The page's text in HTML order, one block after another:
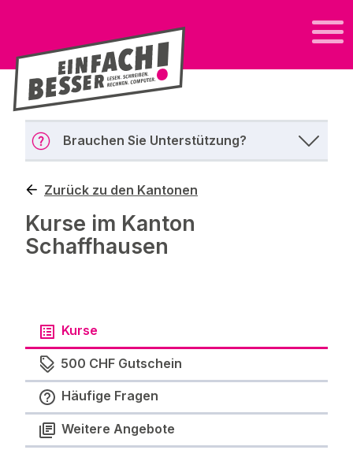
Brauchen Sie Unterstützung?
Zurück zu den Kantonen
Kurse im Kanton
Schaffhausen
Kurse
500 CHF Gutschein
Häufige Fragen
Weitere Angebote